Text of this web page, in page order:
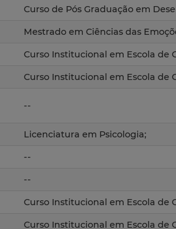
Curso de Pós Graduação em
Mestrado em Ciências das
Curso Institucional em Escola de
Curso Institucional em Escola de
--
Licenciatura em Psicologia;
--
--
Curso Institucional em Escola de
Curso Institucional em Escola de